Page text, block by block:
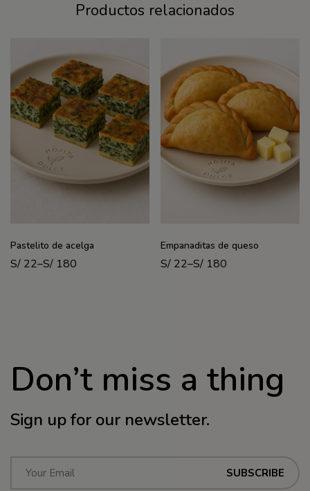
Productos relacionados
Pastelito de acelga
S/ 22–S/ 180
Empanaditas de queso
S/ 22–S/ 180
Don’t miss a thing
Sign up for our newsletter.
SUBSCRIBE